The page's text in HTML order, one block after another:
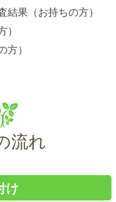
結果（お持ちの方）
）
方）
流れ
け